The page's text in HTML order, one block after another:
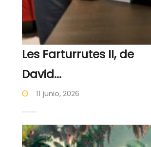
Les Farturrutes II, de
David...
11 junio, 2026